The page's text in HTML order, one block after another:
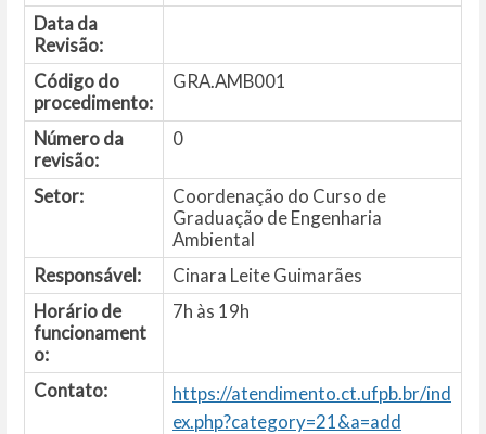
Data da
Revisão:
Código do
procedimento:
GRA.AMB001
Número da
revisão:
0
Setor:
Coordenação do Curso de
Graduação de Engenharia
Ambiental
Responsável:
Cinara Leite Guimarães
Horário de
funcionament
o:
7h às 19h
Contato:
https://atendimento.ct.ufpb.br/ind
ex.php?category=21&a=add